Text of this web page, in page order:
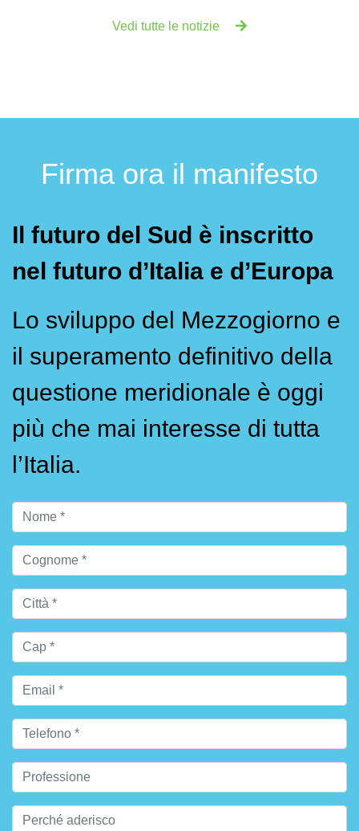
Vedi tutte le notizie
Firma ora il manifesto
Il futuro del Sud è inscritto
nel futuro d’Italia e d’Europa
Lo sviluppo del Mezzogiorno e
il superamento definitivo della
questione meridionale è oggi
più che mai interesse di tutta
l’Italia.